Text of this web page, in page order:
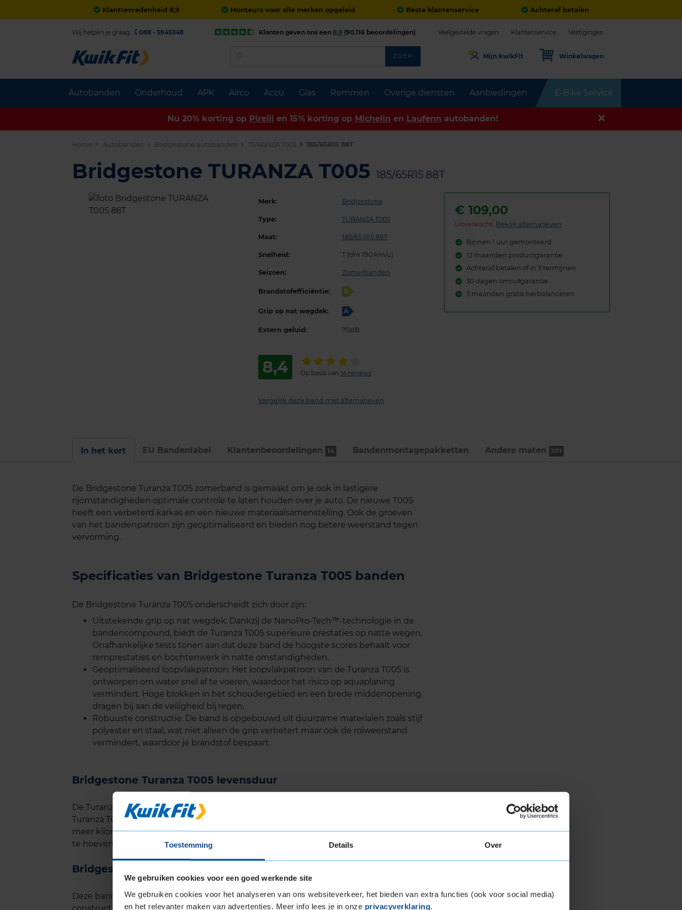
Toestemming Details Over
We gebruiken cookies voor een goed werkende site
We gebruiken cookies voor het analyseren van ons websiteverkeer, het bieden van extra functies (ook voor social media)
en het relevanter maken van advertenties. Meer info lees je in onze privacyverklaring.
Klanttevredenheid 8,9 Monteurs voor alle merken opgeleid Beste klantenservice Achteraf betalen
Autobanden Onderhoud APK Airco Accu Glas Remmen Overige diensten Aanbiedingen E-Bike Service
Wij helpen je graag. 088 - 5945348 Klanten geven ons een 8,9 (90.116 beoordelingen) Veelgestelde vragen Klantenservice Vestigingen
ZOEK Mijn KwikFit Winkelwagen
Nu 20% korting op Pirelli en 15% korting op Michelin en Laufenn autobanden!
Home Autobanden Bridgestone autobanden TURANZA T005 185/65R15 88T
Bridgestone TURANZA T005 185/65R15 88T
Merk: Bridgestone
Type: TURANZA T005
Maat: 185/65 R15 88T
Snelheid: T (t/m 190 km/u)
Seizoen: Zomerbanden
Brandstofefficiëntie: B
Grip op nat wegdek: A
Extern geluid: 70dB
8,4 Op basis van 14 reviews
Vergelijk deze band met alternatieven
€109,00
Uitverkocht: Bekijk alternatieven
Binnen 1 uur gemonteerd
12 maanden productgarantie
Achteraf betalen of in 3 termijnen
30 dagen omruilgarantie
3 maanden gratis herbalanceren
In het kort EU Bandenlabel Klantenbeoordelingen 14 Bandenmontage­pakketten Andere maten 201
De Bridgestone Turanza T005 zomerband is gemaakt om je ook in lastigere
rijomstandigheden optimale controle te laten houden over je auto. De nieuwe T005
heeft een verbeterd karkas en een nieuwe materiaalsamenstelling. Ook de groeven
van het bandenpatroon zijn geoptimaliseerd en bieden nog betere weerstand tegen
vervorming.
Specificaties van Bridgestone Turanza T005 banden
De Bridgestone Turanza T005 onderscheidt zich door zijn:
Uitstekende grip op nat wegdek: Dankzij de NanoPro-Tech™-technologie in de
bandencompound, biedt de Turanza T005 superieure prestaties op natte wegen.
Onafhankelijke tests tonen aan dat deze band de hoogste scores behaalt voor
remprestaties en bochtenwerk in natte omstandigheden.
Geoptimaliseerd loopvlakpatroon: Het loopvlakpatroon van de Turanza T005 is
ontworpen om water snel af te voeren, waardoor het risico op aquaplaning
vermindert. Hoge blokken in het schoudergebied en een brede middenopening
dragen bij aan de veiligheid bij regen.
Robuuste constructie: De band is opgebouwd uit duurzame materialen zoals stijf
polyester en staal, wat niet alleen de grip verbetert maar ook de rolweerstand
vermindert, waardoor je brandstof bespaart.
Bridgestone Turanza T005 levensduur
De Turanza T005 heeft een langere levensduur vergeleken met zijn voorganger, de
Turanza T001 EVO. Interne tests van Bridgestone laten zien dat deze band tot 11%
meer kilometrage behaalt, wat betekent dat je langer kunt rijden zonder de banden
te hoeven vervangen.
Bridgestone Turanza T005 geluid
Deze band is ook ontworpen met comfort in gedachten. Het loopvlak en de